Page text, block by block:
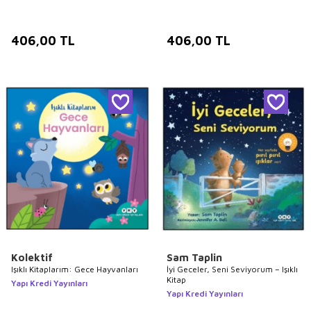
406,00 TL 406,00 TL
Kolektif
Işıklı Kitaplarım: Gece Hayvanları
Yapı Kredi Yayınları
Sam Taplin
İyi Geceler, Seni Seviyorum – Işıklı
Kitap
Yapı Kredi Yayınları